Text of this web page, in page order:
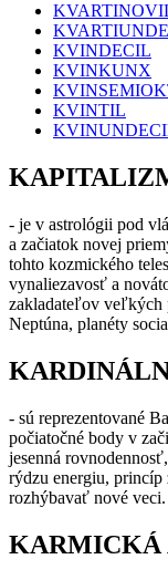
KVINDECIL
KVINKUNX
KVINTIL
- je v astrológii pod
a začiatok novej
tohto kozmického
vynaliezavosť a
zakladateľov veľkých
Neptúna, planéty
- sú reprezentované
počiatočné body v
jesenná
rýdzu energiu, princíp
rozhýbavať nové veci.
KARMICKÁ